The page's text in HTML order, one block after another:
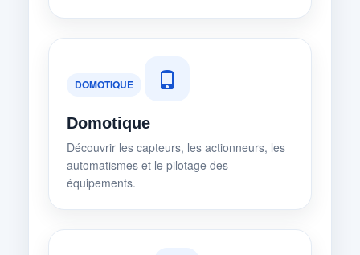
DOMOTIQUE
Domotique
Découvrir les capteurs, les actionneurs, les
automatismes et le pilotage des
équipements.